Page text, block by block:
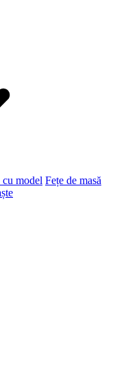
cu model Fețe de masă